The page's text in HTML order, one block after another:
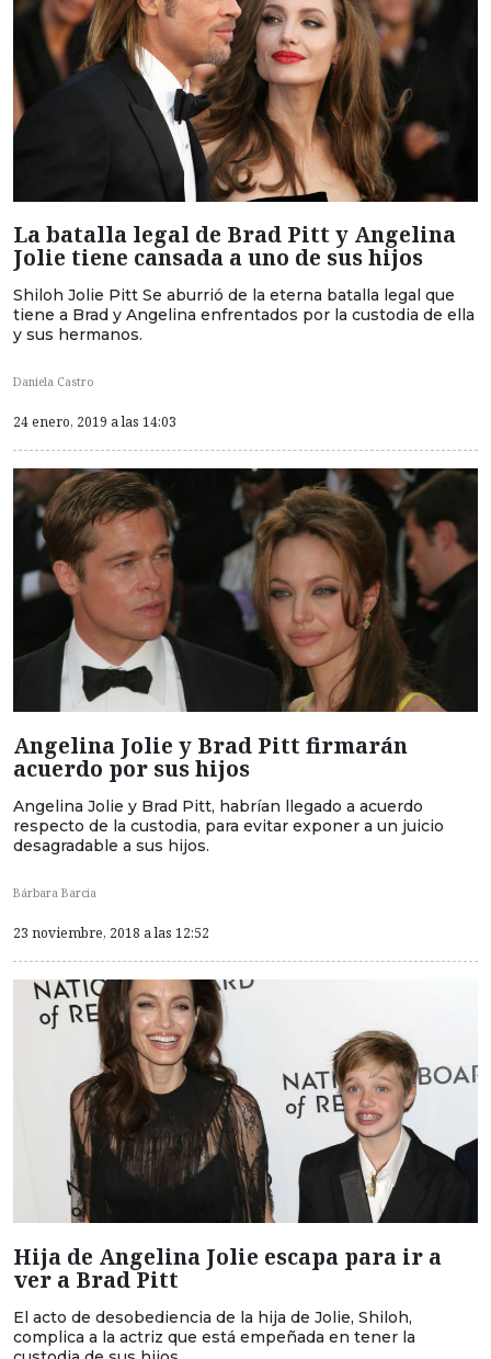
La batalla legal de Brad Pitt y Angelina
Jolie tiene cansada a uno de sus hijos
Shiloh Jolie Pitt Se aburrió de la eterna batalla legal que
tiene a Brad y Angelina enfrentados por la custodia de ella
y sus hermanos.
Daniela Castro
24 enero, 2019 a las 14:03
Angelina Jolie y Brad Pitt firmarán
acuerdo por sus hijos
Angelina Jolie y Brad Pitt, habrían llegado a acuerdo
respecto de la custodia, para evitar exponer a un juicio
desagradable a sus hijos.
Bárbara Barcia
23 noviembre, 2018 a las 12:52
Hija de Angelina Jolie escapa para ir a
ver a Brad Pitt
El acto de desobediencia de la hija de Jolie, Shiloh,
complica a la actriz que está empeñada en tener la